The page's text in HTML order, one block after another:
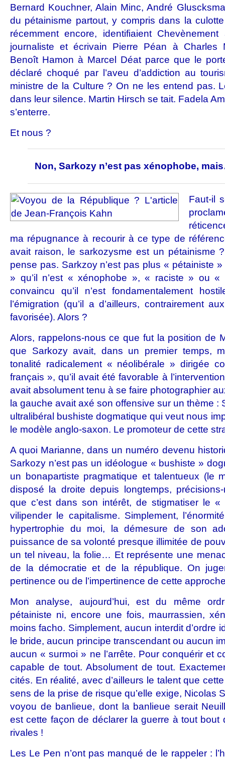
Bernard Kouchner, Alain Minc, André
du pétainisme partout, y compris dans la
récemment encore, identifiaient
journaliste et écrivain Pierre Péan à Charles
Benoît Hamon à Marcel Déat parce que le
déclaré choqué par l’aveu d’addiction au
ministre de la Culture ? On ne les entend pas.
dans leur silence. Martin Hirsch se tait. Fadela
s’enterre.
Et nous ?
Non, Sarkozy n’est pas xénophobe,
Faut-il
ma répugnance à recourir à ce type de
avait raison, le sarkozysme est un pétainisme
pense pas. Sarkzoy n’est pas plus « pétainiste
» qu’il n’est « xénophobe », « raciste » ou
convaincu qu’il n’est fondamentalement
l’émigration (qu’il a d’ailleurs, contrairement
favorisée). Alors ?
Alors, rappelons-nous ce que fut la position de
que Sarkozy avait, dans un premier temps,
tonalité radicalement « néolibérale » dirigée
français », qu’il avait été favorable à
avait absolument tenu à se faire photographier
la gauche avait axé son offensive sur un thème :
ultralibéral bushiste dogmatique qui veut nous
le modèle anglo-saxon. Le promoteur de cette
A quoi Marianne, dans un numéro devenu
Sarkozy n’est pas un idéologue « bushiste »
un bonapartiste pragmatique et talentueux (le
disposé la droite depuis longtemps,
que c’est dans son intérêt, de stigmatiser le
vilipender le capitalisme. Simplement,
hypertrophie du moi, la démesure de son
puissance de sa volonté presque illimitée de
un tel niveau, la folie… Et représente une
de la démocratie et de la république. On
pertinence ou de l’impertinence de cette
Mon analyse, aujourd’hui, est du même
pétainiste ni, encore une fois, maurrassien,
moins facho. Simplement, aucun interdit d’ordre
le bride, aucun principe transcendant ou aucun
aucun « surmoi » ne l’arrête. Pour conquérir et
capable de tout. Absolument de tout.
cités. En réalité, avec d’ailleurs le talent que
sens de la prise de risque qu’elle exige, Nicolas
voyou de banlieue, dont la banlieue serait
est cette façon de déclarer la guerre à tout
rivales !
Les Le Pen n’ont pas manqué de le rappeler :